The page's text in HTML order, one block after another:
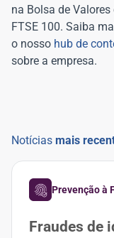
na Bolsa de
FTSE 100. Saiba
o nosso hub de
sobre a empresa.
Notícias mais
Prevenção à
Fraudes de